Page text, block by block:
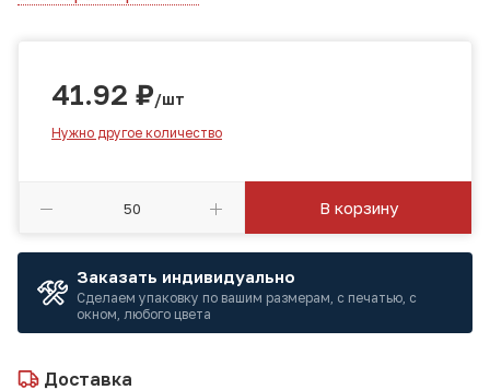
41.92 ₽/шт
Нужно другое количество
В корзину
Заказать индивидуально
Сделаем упаковку по вашим размерам, с печатью, с
окном, любого цвета
Доставка